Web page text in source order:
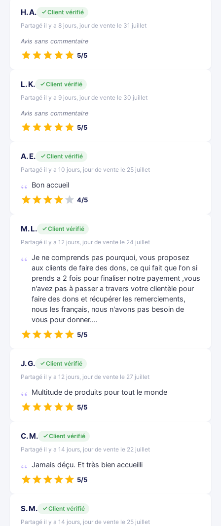
H. A.
Client vérifié
Partagé il y a 8 jours, jour de vente le 31 juillet
Avis sans commentaire
5/5
L. K.
Client vérifié
Partagé il y a 9 jours, jour de vente le 30 juillet
Avis sans commentaire
5/5
A. E.
Client vérifié
Partagé il y a 10 jours, jour de vente le 25 juillet
Bon accueil
4/5
M. L.
Client vérifié
Partagé il y a 12 jours, jour de vente le 24 juillet
Je ne comprends pas pourquoi, vous proposez
aux clients de faire des dons, ce qui fait que l'on si
prends a 2 fois pour finaliser notre payement ,vous
n'avez pas à passer a travers votre clientèle pour
faire des dons et récupérer les remerciements,
nous les français, nous n'avons pas besoin de
vous pour donner....
5/5
J. G.
Client vérifié
Partagé il y a 12 jours, jour de vente le 27 juillet
Multitude de produits pour tout le monde
5/5
C. M.
Client vérifié
Partagé il y a 14 jours, jour de vente le 22 juillet
Jamais déçu. Et très bien accueilli
5/5
S. M.
Client vérifié
Partagé il y a 14 jours, jour de vente le 25 juillet